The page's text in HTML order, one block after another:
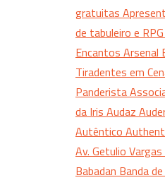
gratuitas
de tabuleiro e RPG
Encantos Arsenal
Tiradentes em
Panderista
da Iris Audaz
Autêntico
Av. Getulio Vargas
Babadan Banda